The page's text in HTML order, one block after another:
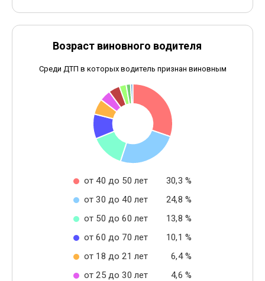
Возраст виновного водителя
Среди ДТП в которых водитель признан виновным
от 40 до 50 лет
30,3 %
от 30 до 40 лет
24,8 %
от 50 до 60 лет
13,8 %
от 60 до 70 лет
10,1 %
от 18 до 21 лет
6,4 %
от 25 до 30 лет
4,6 %